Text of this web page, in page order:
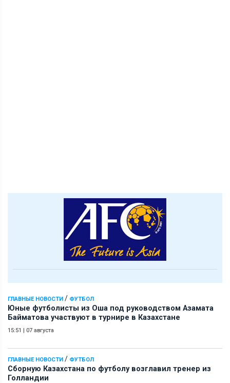
ГЛАВНЫЕ НОВОСТИ / ФУТБОЛ
Юные футболисты из Оша под руководством Азамата
Байматова участвуют в турнире в Казахстане
15:51 | 07 августа
ГЛАВНЫЕ НОВОСТИ / ФУТБОЛ
Сборную Казахстана по футболу возглавил тренер из
Голландии